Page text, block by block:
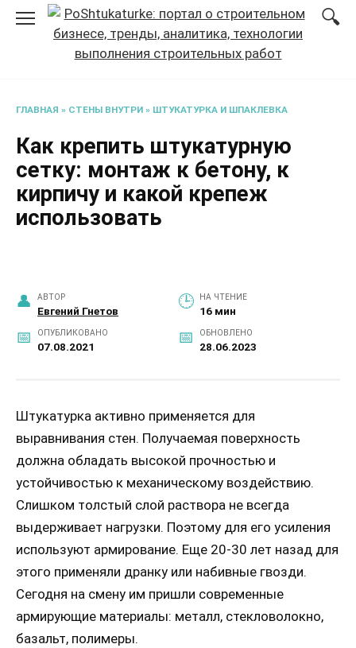
Перейти
содержанию
ГЛАВНАЯ » СТЕНЫ ВНУТРИ » ШТУКАТУРКА И ШПАКЛЕВКА
Как крепить штукатурную
сетку: монтаж к бетону, к
кирпичу и какой крепеж
использовать
АВТОР
Евгений Гнетов
НА ЧТЕНИЕ
16 мин
ОПУБЛИКОВАНО
07.08.2021
ОБНОВЛЕНО
28.06.2023
Штукатурка активно применяется для
выравнивания стен. Получаемая поверхность
должна обладать высокой прочностью и
устойчивостью к механическому воздействию.
Слишком толстый слой раствора не всегда
выдерживает нагрузки. Поэтому для его усиления
используют армирование. Еще 20-30 лет назад для
этого применяли дранку или набивные гвозди.
Сегодня на смену им пришли современные
армирующие материалы: металл, стекловолокно,
базальт, полимеры.